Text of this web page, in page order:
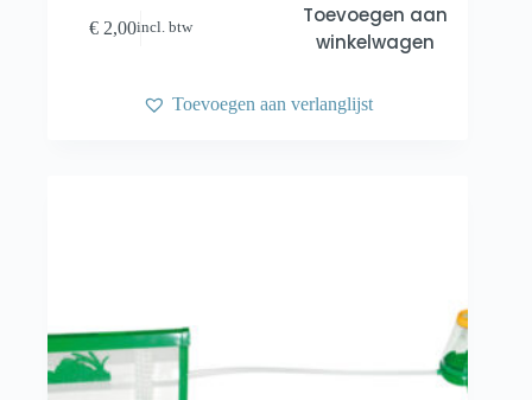
€ 2,00incl. btw
Toevoegen aan
winkelwagen
Toevoegen aan verlanglijst